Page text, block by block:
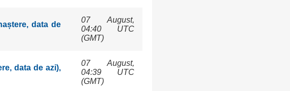
data de
07 August,
04:40 UTC
(GMT)
data de azi),
07 August,
04:39 UTC
(GMT)